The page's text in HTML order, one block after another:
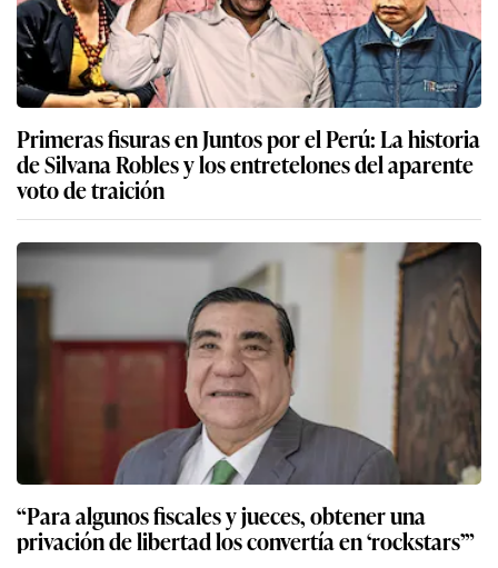
Primeras fisuras en Juntos por el Perú: La historia
de Silvana Robles y los entretelones del aparente
voto de traición
“Para algunos fiscales y jueces, obtener una
privación de libertad los convertía en ‘rockstars’”